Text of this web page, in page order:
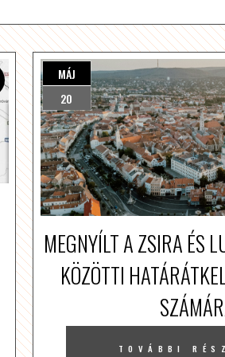
MÁJ
20
MEGNYÍLT A ZSIRA ÉS
KÖZÖTTI
TOVÁBBI